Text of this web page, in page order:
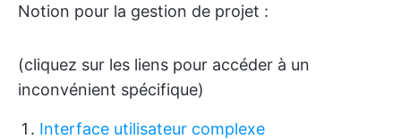
Notion pour la gestion de projet :
(cliquez sur les liens pour accéder à un
inconvénient spécifique)
Interface utilisateur complexe